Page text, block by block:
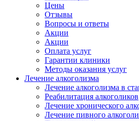
Цены
Отзывы
Вопросы и ответы
Акции
Акции
Оплата услуг
Гарантии клиники
Методы оказания услуг
Лечение алкоголизма
Лечение алкоголизма в
Реабилитация алкоголиков
Лечение хронического
Лечение пивного